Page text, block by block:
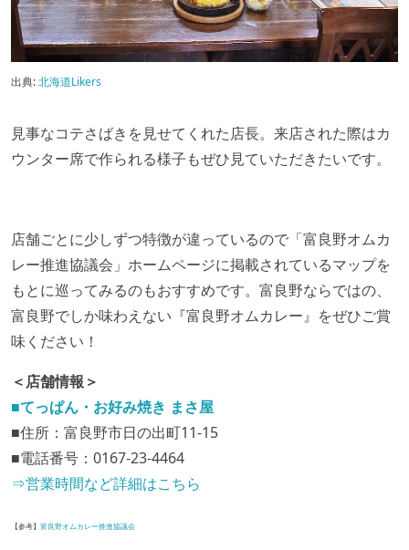
出典:北海道Likers
見事なコテさばきを見せてくれた店長。来店された際はカ
ウンター席で作られる様子もぜひ見ていただきたいです。
店舗ごとに少しずつ特徴が違っているので「富良野オムカ
レー推進協議会」ホームページに掲載されているマップを
もとに巡ってみるのもおすすめです。富良野ならではの、
富良野でしか味わえない『富良野オムカレー』をぜひご賞
味ください！
＜店舗情報＞
■てっぱん・お好み焼き まさ屋
■住所：富良野市日の出町11-15
■電話番号：0167-23-4464
⇒営業時間など詳細はこちら
【参考】 富良野オムカレー推進協議会